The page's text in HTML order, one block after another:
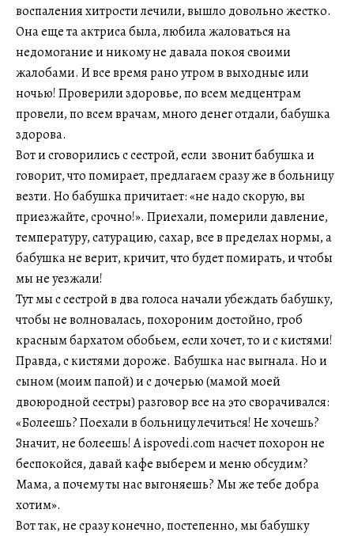
воспаления хитрости лечили, вышло довольно жестко.
Она еще та актриса была, любила жаловаться на
недомогание и никому не давала покоя своими
жалобами. И все время рано утром в выходные или
ночью! Проверили здоровье, по всем медцентрам
провели, по всем врачам, много денег отдали, бабушка
здорова.
Вот и сговорились с сестрой, если звонит бабушка и
говорит, что помирает, предлагаем сразу же в больницу
везти. Но бабушка причитает: «не надо скорую, вы
приезжайте, срочно!». Приехали, померили давление,
температуру, сатурацию, сахар, все в пределах нормы, а
бабушка не верит, кричит, что будет помирать, и чтобы
мы не уезжали!
Тут мы с сестрой в два голоса начали убеждать бабушку,
чтобы не волновалась, похороним достойно, гроб
красным бархатом обобьем, если хочет, то и с кистями!
Правда, с кистями дороже. Бабушка нас выгнала. Но и
сыном (моим папой) и с дочерью (мамой моей
двоюродной сестры) разговор все на это сворачивался:
«Болеешь? Поехали в больницу лечиться! Не хочешь?
Значит, не болеешь! А ispovedi.com насчет похорон не
беспокойся, давай кафе выберем и меню обсудим?
Мама, а почему ты нас выгоняешь? Мы же тебе добра
хотим».
Вот так, не сразу конечно, постепенно, мы бабушку